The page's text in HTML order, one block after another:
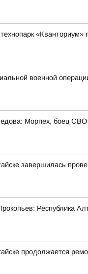
«Кванториум»
военной
Морпех, боец СВО
завершилась
Республика
продолжается